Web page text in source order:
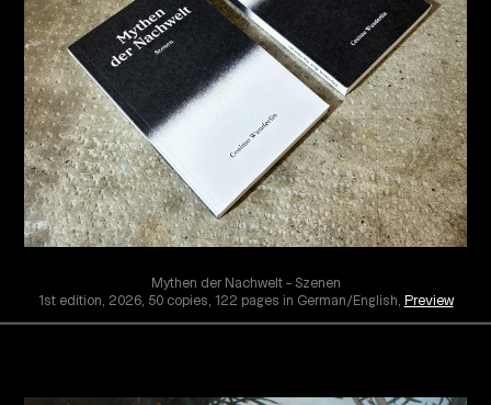
Mythen der Nachwelt – Szenen
1st edition, 2026, 50 copies, 122 pages in German/English Preview